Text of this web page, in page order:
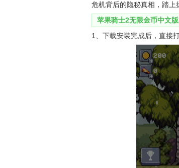
危机背后的隐秘真相，踏上
苹果骑士2无限金币中文
1、下载安装完成后，直接